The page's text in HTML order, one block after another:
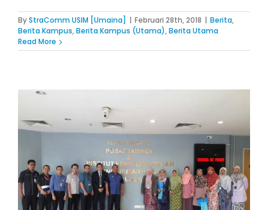
ByStraComm USIM [Umaina] | Februari 28th, 2018 | Berita,
Berita Kampus,Berita Kampus (Utama),Berita Utama
Read More